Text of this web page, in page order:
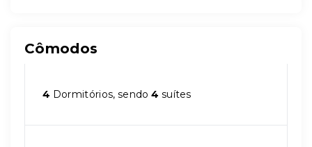
Cômodos
4 Dormitórios, sendo4 suítes